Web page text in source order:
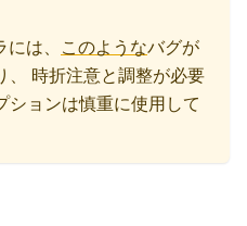
は、 このようなバグが
、 時折注意と調整が必要
ションは慎重に使用して